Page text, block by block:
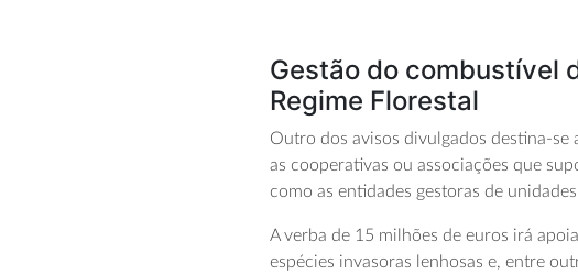
Gestão do combustível
Regime Florestal
Outro dos avisos divulgados destina-se
as cooperativas ou associações que
como as entidades gestoras de
A verba de 15 milhões de euros irá
espécies invasoras lenhosas e, entre